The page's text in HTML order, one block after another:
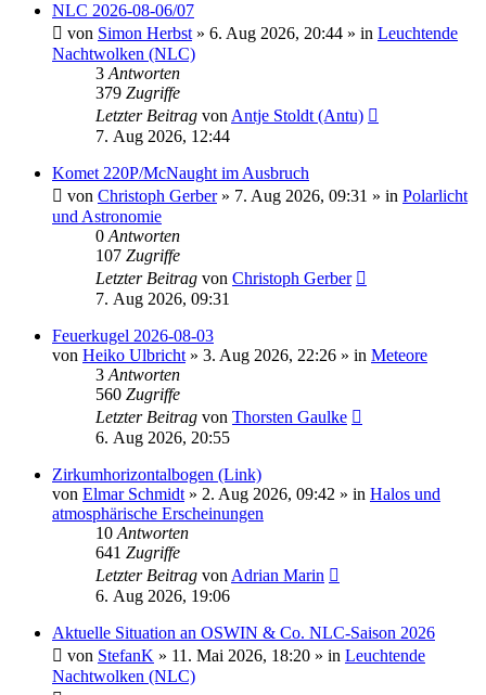
NLC 2026-08-06/07
von Simon Herbst » 6. Aug 2026, 20:44 » in Leuchtende
Nachtwolken (NLC)
3 Antworten
379 Zugriffe
Letzter Beitrag von Antje Stoldt (Antu)
7. Aug 2026, 12:44
Komet 220P/McNaught im Ausbruch
von Christoph Gerber» 7. Aug 2026, 09:31 » in Polarlicht
und Astronomie
0 Antworten
107 Zugriffe
Letzter Beitrag von Christoph Gerber
7. Aug 2026, 09:31
Feuerkugel 2026-08-03
von Heiko Ulbricht » 3. Aug 2026, 22:26 » in Meteore
3 Antworten
560 Zugriffe
Letzter Beitrag von Thorsten Gaulke
6. Aug 2026, 20:55
Zirkumhorizontalbogen (Link)
von Elmar Schmidt » 2. Aug 2026, 09:42 » in Halos und
atmosphärische Erscheinungen
10 Antworten
641 Zugriffe
Letzter Beitrag von Adrian Marin
6. Aug 2026, 19:06
Aktuelle Situation an OSWIN & Co. NLC-Saison 2026
von StefanK » 11. Mai 2026, 18:20 » in Leuchtende
Nachtwolken (NLC)